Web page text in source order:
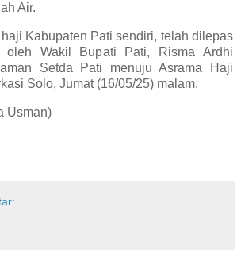
Air.
Kabupaten Pati sendiri, telah dilepas
oleh Wakil Bupati Pati, Risma Ardhi
Setda Pati menuju Asrama Haji
Solo, Jumat (16/05/25) malam.
Usman)